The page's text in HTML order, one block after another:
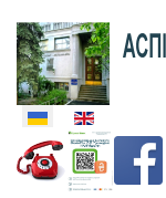
Оберіть свою мову